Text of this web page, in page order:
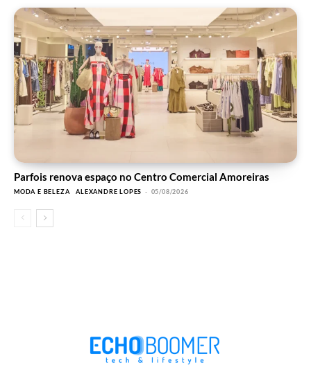
Parfois renova espaço no Centro Comercial Amoreiras
MODA E BELEZA ALEXANDRE LOPES - 05/08/2026